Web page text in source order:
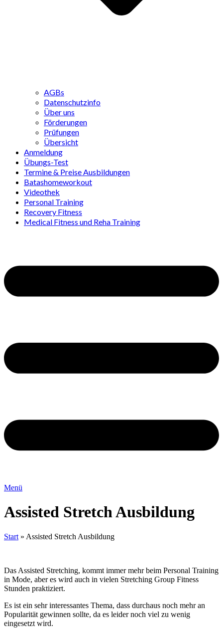
AGBs
Datenschutzinfo
Über uns
Förderungen
Prüfungen
Übersicht
Anmeldung
Übungs-Test
Termine & Preise Ausbildungen
Batashomeworkout
Videothek
Personal Training
Recovery Fitness
Medical Fitness und Reha Training
Menü
Assisted Stretch Ausbildung
Start » Assisted Stretch Ausbildung
Das Assisted Stretching, kommt immer mehr beim Personal Training
in Mode, aber es wird auch in vielen Stretching Group Fitness
Stunden praktiziert.
Es ist ein sehr interessantes Thema, dass durchaus noch mehr an
Popularität gewinnen sollte, da es leider noch viel zu wenig
eingesetzt wird.